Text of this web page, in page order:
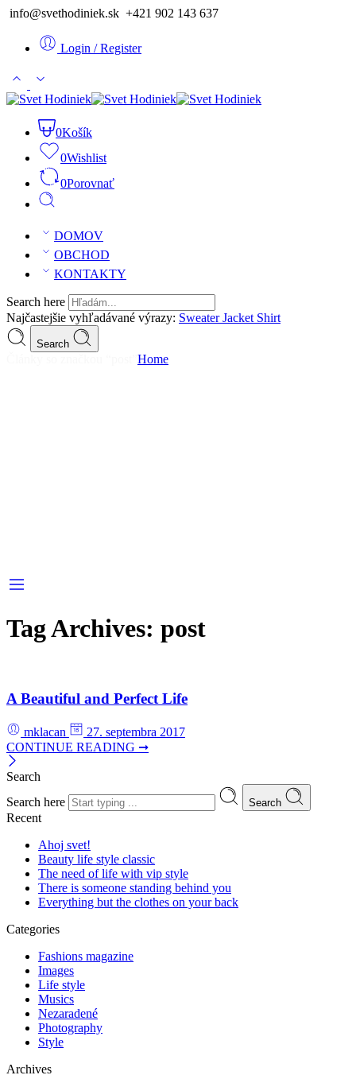
info@svethodiniek.sk +421 902 143 637
Login / Register
0Košík
0Wishlist
0Porovnať
DOMOV
OBCHOD
KONTAKTY
Search here
Najčastejšie vyhľadávané výrazy: SweaterJacket Shirt
Search
Home
Tag Archives: post
A Beautiful and Perfect Life
mklacan
27. septembra 2017
CONTINUE READING ➞
Search
Search here
Search
Recent
Ahoj svet!
Beauty life style classic
The need of life with vip style
There is someone standing behind you
Everything but the clothes on your back
Categories
Fashions magazine
Images
Life style
Musics
Nezaradené
Photography
Style
Archives